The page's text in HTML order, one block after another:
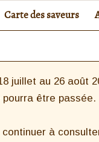
Carte des saveurs
juillet au 26 août
être passée.
à